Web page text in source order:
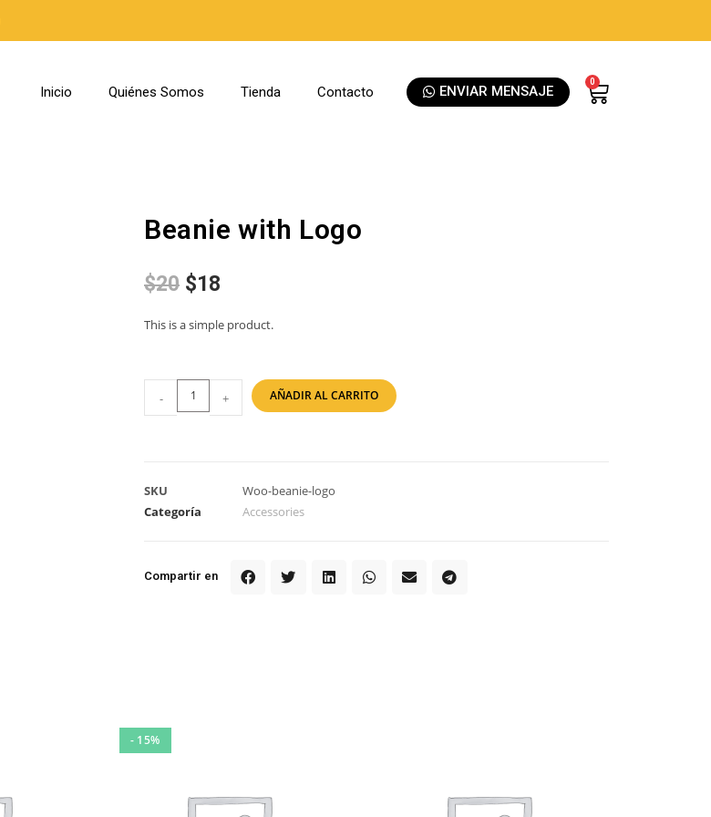
Inicio Quiénes Somos Tienda Contacto ENVIAR MENSAJE
0
Beanie with Logo
$20 $18
This is a simple product.
- + AÑADIR AL CARRITO
SKU
Woo-beanie-logo
Categoría
Accessories
Compartir en
- 15%